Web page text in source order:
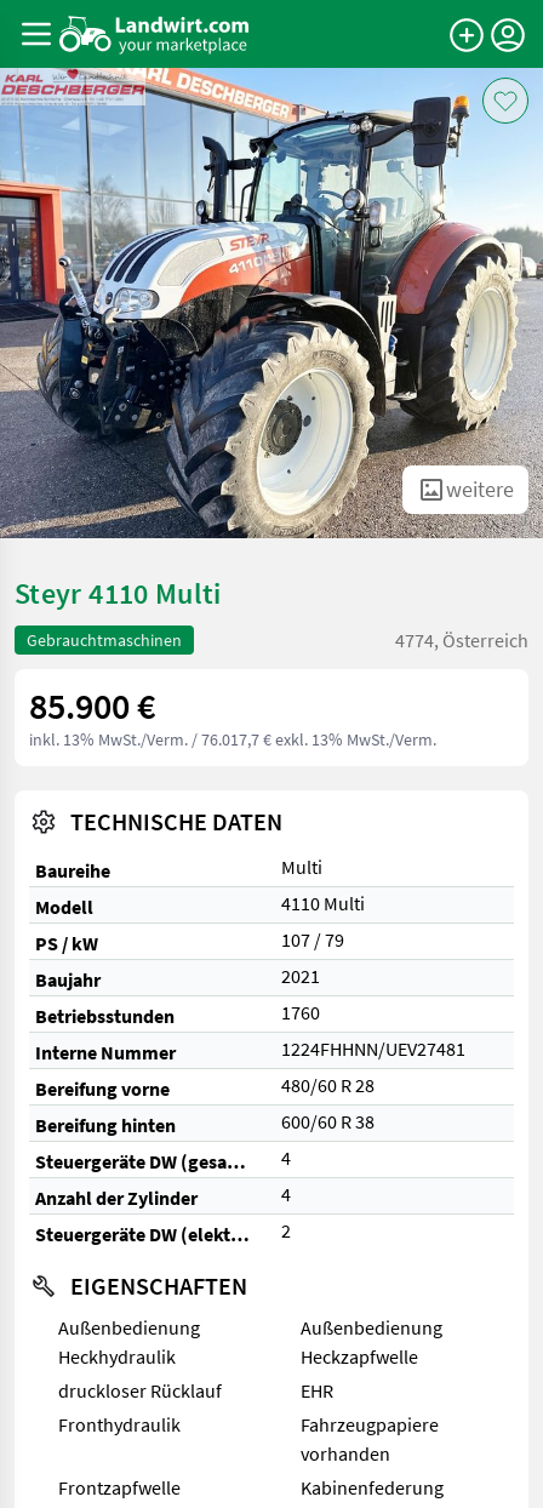
weitere
Steyr 4110 Multi
Gebrauchtmaschinen 4774, Österreich
85.900 €
inkl. 13% MwSt./Verm. / 76.017,7 € exkl. 13% MwSt./Verm.
TECHNISCHE DATEN
Baureihe
Multi
Modell
4110 Multi
PS / kW
107 / 79
Baujahr
2021
Betriebsstunden
1760
Interne Nummer
1224FHHNN/UEV27481
Bereifung vorne
480/60 R 28
Bereifung hinten
600/60 R 38
Steuergeräte DW (gesamt)
4
Anzahl der Zylinder
4
Steuergeräte DW (elektrisch)
2
EIGENSCHAFTEN
Außenbedienung
Heckhydraulik
Außenbedienung
Heckzapfwelle
druckloser Rücklauf
EHR
Fronthydraulik
Fahrzeugpapiere
vorhanden
Frontzapfwelle
Kabinenfederung